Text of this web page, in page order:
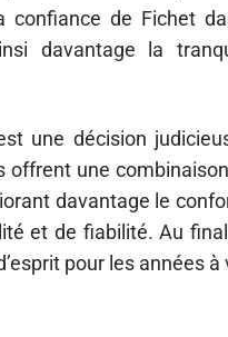
confiance de Fichet
davantage la
une décision
une
davantage le
et de fiabilité. Au
pour les années à